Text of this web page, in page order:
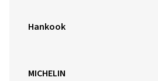
Hankook
MICHELIN